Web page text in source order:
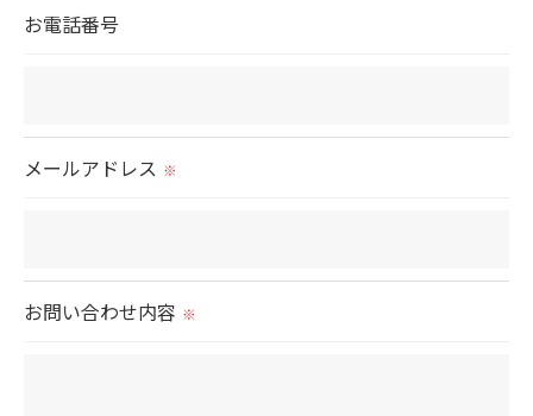
当社では、利用目的の達成に必要な範囲において、
お電話番号
メールアドレス ※
お問い合わせ内容 ※